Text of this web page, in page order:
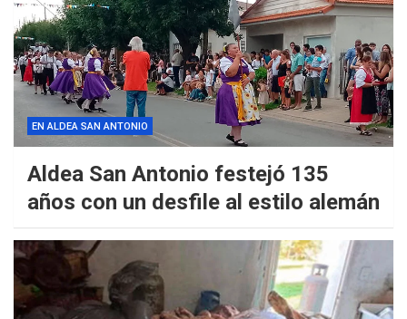
EN ALDEA SAN ANTONIO
Aldea San Antonio festejó 135
años con un desfile al estilo alemán